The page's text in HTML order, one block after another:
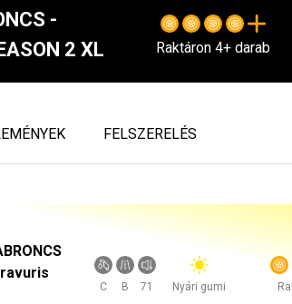
-
2 XL
Raktáron 4+ darab
FELSZERELÉS
C B 71 Nyári gumi